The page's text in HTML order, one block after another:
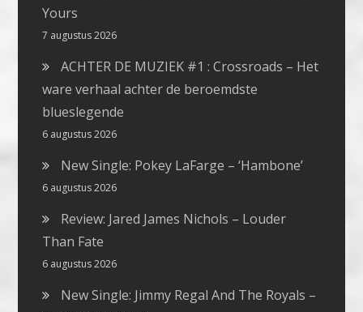
Yours
7 augustus 2026
ACHTER DE MUZIEK #1 : Crossroads – Het
ware verhaal achter de beroemdste
blueslegende
6 augustus 2026
New Single: Pokey LaFarge – ‘Hambone’
6 augustus 2026
Review: Jared James Nichols – Louder
Than Fate
6 augustus 2026
New Single: Jimmy Regal And The Royals –